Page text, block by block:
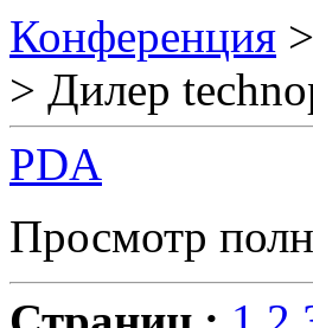
Конференция >
> Дилер
PDA
Просмотр